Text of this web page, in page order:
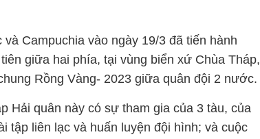
và Campuchia vào ngày 19/3 đã tiến hành
giữa hai phía, tại vùng biển xứ Chùa Tháp,
Rồng Vàng- 2023 giữa quân đội 2 nước.
Hải quân này có sự tham gia của 3 tàu, của
tập liên lạc và huấn luyện đội hình; và cuộc